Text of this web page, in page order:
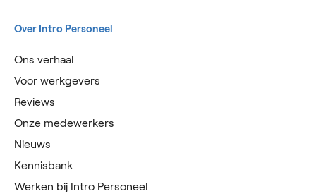
Over Intro Personeel
Ons verhaal
Voor werkgevers
Reviews
Onze medewerkers
Nieuws
Kennisbank
Werken bij Intro Personeel